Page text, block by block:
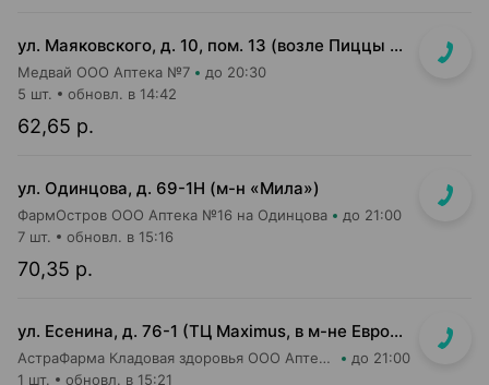
ул. Маяковского, д. 10, пом. 13 (возле Пиццы Мании)
Медвай ООО Аптека №7 до 20:30
62,65 р.
5 шт. обновл. в 14:42
ул. Одинцова, д. 69-1Н (м-н «Мила»)
ФармОстров ООО Аптека №16 на Одинцова до 21:00
70,35 р.
7 шт. обновл. в 15:16
ул. Есенина, д. 76-1 (ТЦ Maximus, в м-не Евроопт Super)
АстраФарма Кладовая здоровья ООО Аптека №9 до 21:00
1 шт. обновл. в 15:21